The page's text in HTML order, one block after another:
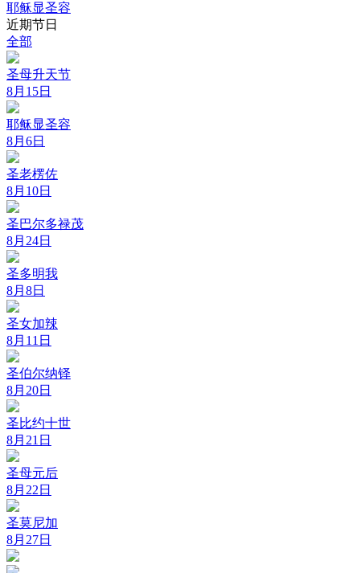
耶稣显圣容
近期节日
全部
圣母升天节
8月15日
耶稣显圣容
8月6日
圣老楞佐
8月10日
圣巴尔多禄茂
8月24日
圣多明我
8月8日
圣女加辣
8月11日
圣伯尔纳铎
8月20日
圣比约十世
8月21日
圣母元后
8月22日
圣莫尼加
8月27日